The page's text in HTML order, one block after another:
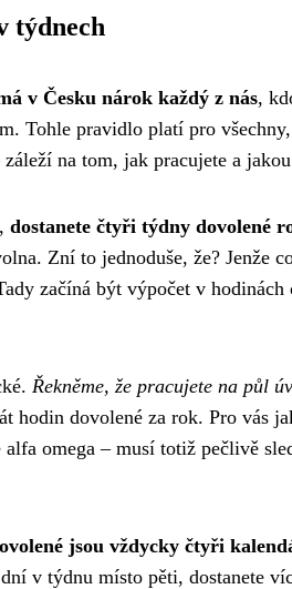
týdnech
v Česku nárok každý z nás,
Tohle pravidlo platí pro
na tom, jak pracujete a
dostanete čtyři týdny dovolené
Zní to jednoduše, že? Jenže
začíná být výpočet v
Řekněme, že pracujete na půl
hodin dovolené za rok. Pro vás
omega – musí totiž pečlivě
jsou vždycky čtyři
v týdnu místo pěti, dostanete